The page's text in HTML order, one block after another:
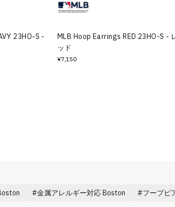
23HO-S -
MLB Hoop Earrings RED 23HO-S -
ッド
¥7,150
金属アレルギー対応 Boston フープピ